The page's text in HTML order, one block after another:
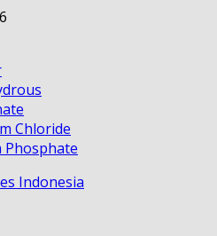
Chloride
Phosphate